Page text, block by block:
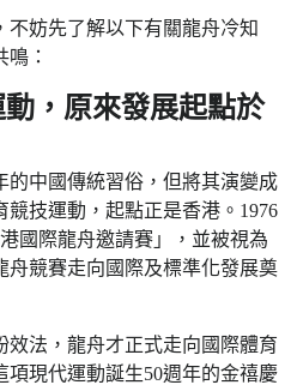
妨先了解以下有關龍舟冷知
：
，原來發展起點於
的中國傳統習俗，但將其演變成
技運動，起點正是香港。1976
國際龍舟邀請賽」，並被視為
舟競賽走向國際及標準化發展奠
效法，龍舟才正式走向國際體育
項現代運動誕生50週年的金禧慶